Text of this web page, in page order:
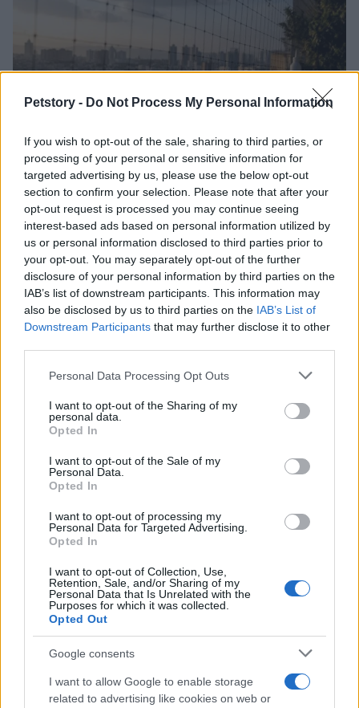
Petstory - Do Not Process My Personal Information
If you wish to opt-out of the sale, sharing to third parties, or
processing of your personal or sensitive information for
targeted advertising by us, please use the below opt-out
section to confirm your selection. Please note that after your
opt-out request is processed you may continue seeing
interest-based ads based on personal information utilized by
us or personal information disclosed to third parties prior to
your opt-out. You may separately opt-out of the further
disclosure of your personal information by third parties on the
IAB’s list of downstream participants. This information may
also be disclosed by us to third parties on the IAB’s List of
Downstream Participants that may further disclose it to other
Please note that this website/app uses one or more Google
not limited to your visit or usage behaviour. You may click to
grant or deny consent to Google and its third-party tags to
use your data for below specified purposes in below Google
consent section.
Personal Data Processing Opt Outs
I want to opt-out of the Sharing of my
personal data.
Opted In
I want to opt-out of the Sale of my
Personal Data.
Opted In
I want to opt-out of processing my
Personal Data for Targeted Advertising.
Opted In
I want to opt-out of Collection, Use,
Retention, Sale, and/or Sharing of my
Personal Data that Is Unrelated with the
Purposes for which it was collected.
Opted Out
Google consents
I want to allow Google to enable storage
related to advertising like cookies on web or
Métodos éticos para disuadir palomas urbanas sin
dañarlas
Javier Ortega · 5 Ago 2026
OTROS ANIMALES
Cómo una organización australiana ayuda a mantener
Javier Ortega · 5 Ago 2026